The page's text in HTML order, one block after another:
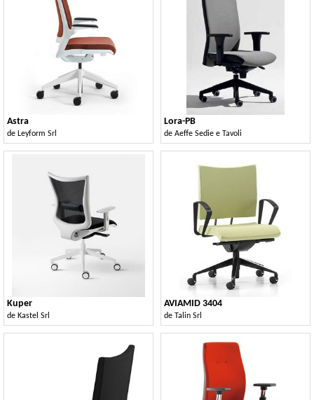
Astra
de Leyform Srl
Lora-PB
de Aeffe Sedie e Tavoli
Kuper
de Kastel Srl
AVIAMID 3404
de Talin Srl